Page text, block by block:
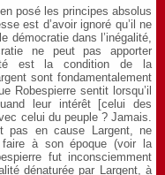
posé les principes absolus
est d’avoir ignoré qu’il ne
démocratie dans l’inégalité,
ne peut pas apporter
est la condition de la
sont fondamentalement
Robespierre sentit lorsqu’il
leur intérêt [celui des
celui du peuple ? Jamais.
pas en cause Largent, ne
faire à son époque (voir la
fut inconsciemment
dénaturée par Largent, à